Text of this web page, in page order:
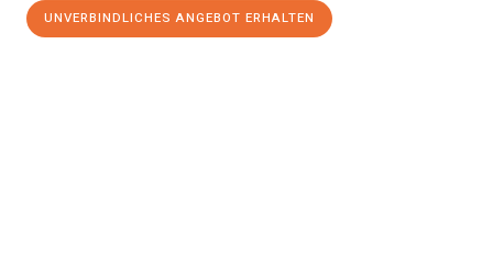
UNVERBINDLICHES ANGEBOT ERHALTEN